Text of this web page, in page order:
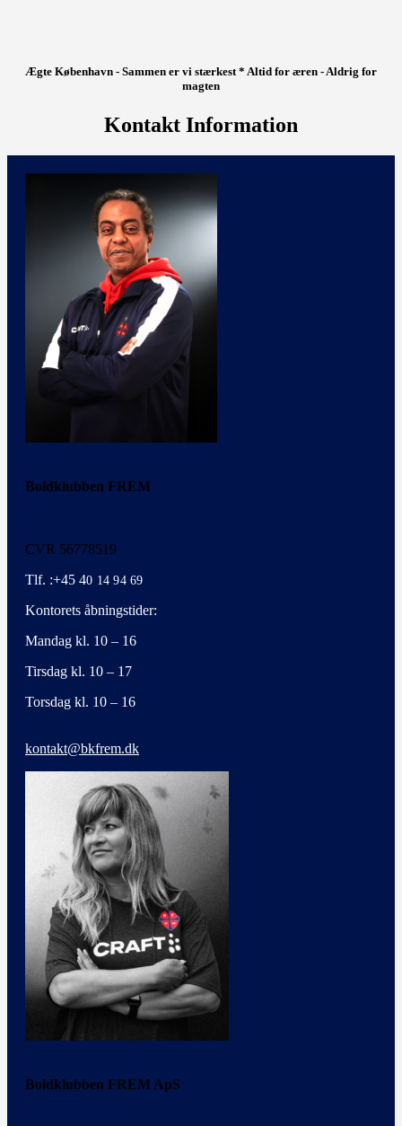
Ægte København - Sammen er vi stærkest * Altid for æren - Aldrig for
magten
Kontakt Information
Boldklubben FREM
CVR 56778519
Tlf. :+45 40 14 94 69
Kontorets åbningstider:
Mandag kl. 10 – 16
Tirsdag kl. 10 – 17
Torsdag kl. 10 – 16
kontakt@bkfrem.dk
Boldklubben FREM ApS